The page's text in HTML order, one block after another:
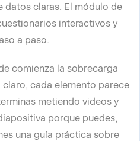
datos claras. El módulo de
interactivos y
a paso.
comienza la sobrecarga
cada elemento parece
metiendo videos y
porque puedes,
una guía práctica sobre